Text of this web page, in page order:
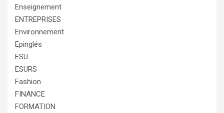
Enseignement
ENTREPRISES
Environnement
Epinglés
ESU
ESURS
Fashion
FINANCE
FORMATION